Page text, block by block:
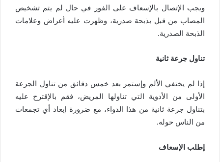
ويجب الإتصال بالإسعاف على الفور في حال لم يتم تشخيص
المصاب من قبل بذبحة صدرية، وظهرت عليه أعراض وعلامات
الذبحة الصدرية.
تناول جرعة ثانية
إذا لم يختفي الألم وإستمر بعد خمس دقائق من تناول الجرعة
الأولى من الأدوية التي تناولها المريض، فقم بالإقترح عليه
بتناول جرعة ثانية من هذا الدواء، مع ضرورة إبعاد أي تجمعات
من الناس حوله.
إطلب الإسعاف